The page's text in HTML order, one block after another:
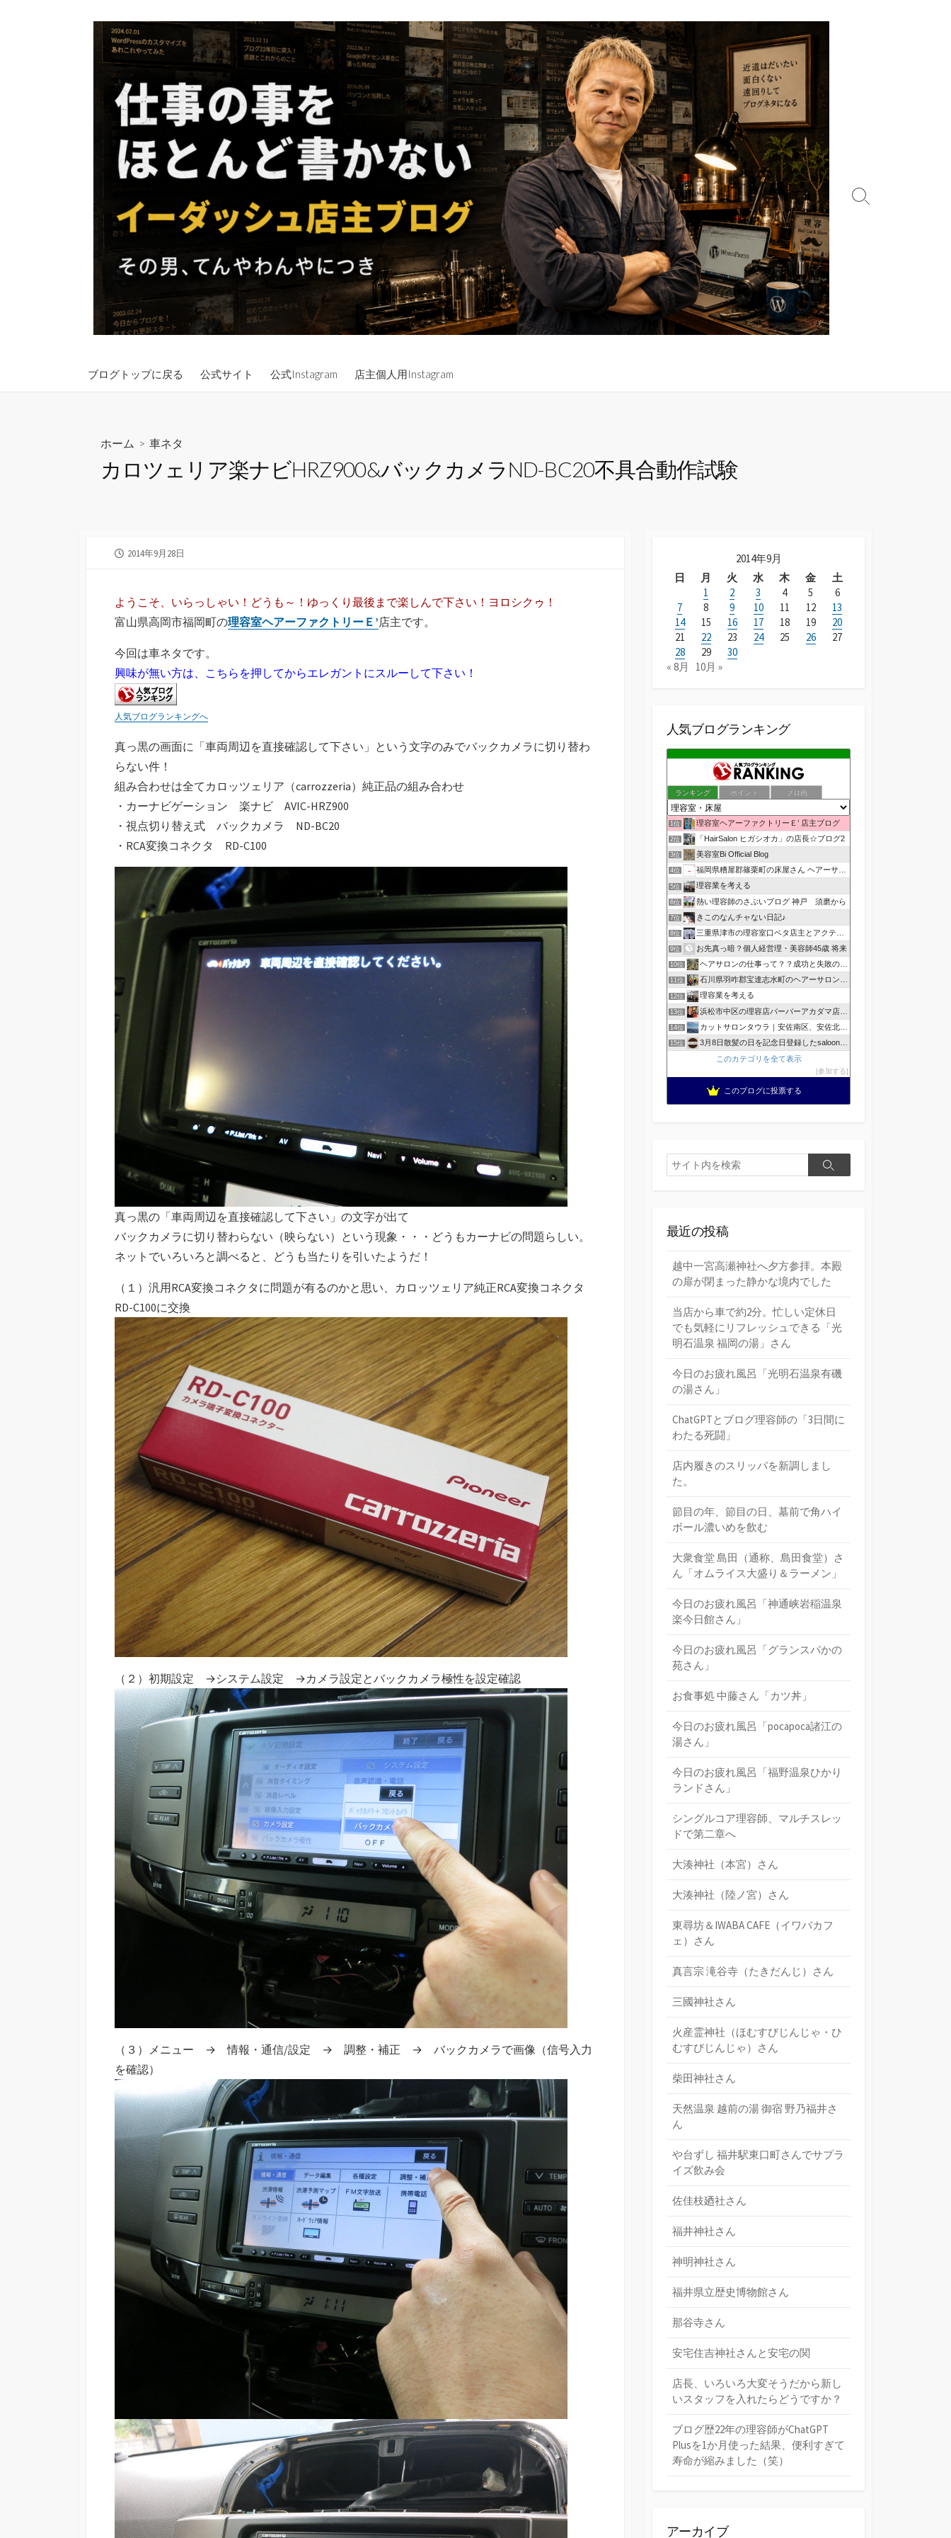
ブログトップに戻る 公式サイト 公式Instagram 店主個人用Instagram
検
ホーム > 車ネタ
カロツェリア楽ナビHRZ900&バックカメラND-BC20不具合動作試験
公
2014年9月28日
ようこそ、いらっしゃい！どうも～！ゆっくり最後まで楽しんで下さい！ヨロシクゥ！
富山県高岡市福岡町の理容室ヘアーファクトリーＥ’店主です。
今回は車ネタです。
興味が無い方は、こちらを押してからエレガントにスルーして下さい！
人気ブログランキングへ
真っ黒の画面に「車両周辺を直接確認して下さい」という文字のみでバックカメラに切り替わ
らない件！
組み合わせは全てカロッツェリア（carrozzeria）純正品の組み合わせ
・カーナビゲーション 楽ナビ AVIC-HRZ900
・視点切り替え式 バックカメラ ND-BC20
・RCA変換コネクタ RD-C100
真っ黒の「車両周辺を直接確認して下さい」の文字が出て
バックカメラに切り替わらない（映らない）という現象・・・どうもカーナビの問題らしい。
ネットでいろいろと調べると、どうも当たりを引いたようだ！
（１）汎用RCA変換コネクタに問題が有るのかと思い、カロッツェリア純正RCA変換コネクタ
RD-C100に交換
（２）初期設定 →システム設定 →カメラ設定とバックカメラ極性を設定確認
（３）メニュー → 情報・通信/設定 → 調整・補正 → バックカメラで画像（信号入力
を確認）
2014年9月
日
月 火 水 木 金
土
1
2 3 4 5
6
7
8 9 10 11 12
13
14
15 16 17 18 19
20
21
22 23 24 25 26
27
28
29
30
« 8月
10月 »
人気ブログランキング
ランキング ポイント ブロ画
1位 理容室ヘアーファクトリーＥ’ 店主ブログ
2位 「HairSalon ヒガシオカ」の店長☆ブログ2
3位 美容室Bi Official Blog
4位 福岡県糟屋郡篠栗町の床屋さん ヘアーサロン１２３公式ブログ
5位 理容業を考える
6位 熱い理容師のさぶいブログ 神戸 須磨から
7位 きこのなんチャない日記♪
8位 三重県津市の理容室口ベタ店主とアクティブ嫁のblog
9位 お先真っ暗？個人経営理・美容師45歳 将来
10位 ヘアサロンの仕事って？？成功と失敗の覚悟！
11位 石川県羽咋郡宝達志水町のヘアーサロン ホープヘアーズ
12位 理容業を考える
13位 浜松市中区の理容店バーバーアカダマ店主が書く
14位 カットサロンタウラ｜安佐南区、安佐北区の理美容院
15位
3月8日散髪の日を記念日登録したsaloonhair
このカテゴリを全て表示
参加する
このブログに投票する
検
索
検
最近の投稿
越中一宮高瀬神社へ夕方参拝。本殿
の扉が閉まった静かな境内でした
当店から車で約2分。忙しい定休日
でも気軽にリフレッシュできる「光
明石温泉 福岡の湯」さん
今日のお疲れ風呂「光明石温泉有磯
の湯さん」
ChatGPTとブログ理容師の「3日間に
わたる死闘」
店内履きのスリッパを新調しまし
た。
節目の年、節目の日、墓前で角ハイ
ボール濃いめを飲む
大衆食堂 島田（通称、島田食堂）さ
ん「オムライス大盛り＆ラーメン」
今日のお疲れ風呂「神通峡岩稲温泉
楽今日館さん」
今日のお疲れ風呂「グランスパかの
苑さん」
お食事処 中藤さん「カツ丼」
今日のお疲れ風呂「pocapoca諸江の
湯さん」
今日のお疲れ風呂「福野温泉ひかり
ランドさん」
シングルコア理容師、マルチスレッ
ドで第二章へ
大湊神社（本宮）さん
大湊神社（陸ノ宮）さん
東尋坊＆IWABA CAFE（イワバカフ
ェ）さん
真言宗 滝谷寺（たきだんじ）さん
三國神社さん
火産霊神社（ほむすびじんじゃ・ひ
むすびじんじゃ）さん
柴田神社さん
天然温泉 越前の湯 御宿 野乃福井さ
ん
や台ずし 福井駅東口町さんでサプラ
イズ飲み会
佐佳枝廼社さん
福井神社さん
神明神社さん
福井県立歴史博物館さん
那谷寺さん
安宅住吉神社さんと安宅の関
店長、いろいろ大変そうだから新し
いスタッフを入れたらどうですか？
ブログ歴22年の理容師がChatGPT
Plusを1か月使った結果、便利すぎて
寿命が縮みました（笑）
アーカイブ